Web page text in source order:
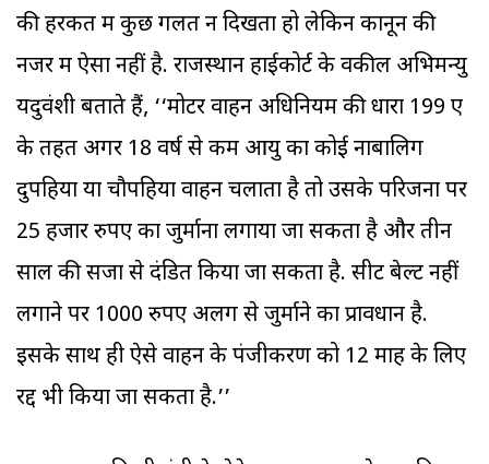
की हरकत में कुछ गलत न दिखता हो लेकिन कानून की
नजर में ऐसा नहीं है. राजस्थान हाईकोर्ट के वकील अभिमन्यु
यदुवंशी बताते हैं, ‘‘मोटर वाहन अधिनियम की धारा 199 ए
के तहत अगर 18 वर्ष से कम आयु का कोई नाबालिग
दुपहिया या चौपहिया वाहन चलाता है तो उसके परिजनों पर
25 हजार रुपए का जुर्माना लगाया जा सकता है और तीन
साल की सजा से दंडित किया जा सकता है. सीट बेल्ट नहीं
लगाने पर 1000 रुपए अलग से जुर्माने का प्रावधान है.
इसके साथ ही ऐसे वाहन के पंजीकरण को 12 माह के लिए
रद्द भी किया जा सकता है.’’